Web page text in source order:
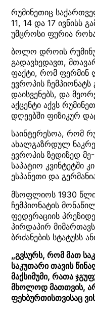
რუმინეთიც
11, 14 და 17 ივნისს
უმცროსი ფურია როხა
ბოლო დროის
გადავხედავთ,
ფაქტი, რომ ფერმინ
ევროპის
დაისვენებს, და
აქცენტი აქვს
დღეებში ფიზიკურ
საინტერესოა, რომ
ახალგაზრდულ
ევროპის ზედიზედ მე-
საპატიო კვინტეტში
ესპანეთი და
მსოფლიოს 1930
ჩემპიონატის
ფედერაციის
პირდაპირ
ბრძანების სტატუსს
„გვსურს, რომ მათ
საკუთარი თავის
მაქსიმუმი, რათა
მხოლოდ მათთვის,
ფეხბურთისთვისაც